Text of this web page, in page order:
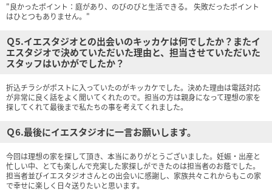
"良かったポイント：庭があり、のびのびと生活できる。 失敗だったポイント
はひとつもありません。"
Ｑ5.イエスタジオとの出会いのキッカケは何でしたか？またイ
エスタジオで決めていただいた理由と、担当させていただいた
スタッフはいかがでしたか？
折込チラシがポストに入っていたのがキッカケでした。決めた理由は電話対応
が非常に良く話をよく聞いてくれたので。担当の方は親身になって理想の家を
探してくれて最後まで私たちの事を考えてくれました。
Ｑ6.最後にイエスタジオに一言お願いします。
今回は理想の家を探して頂き、本当にありがとうございました。妊娠・出産と
忙しい中、とても楽しんで充実した家探しができたのは担当者のお蔭でした。
担当者並びイエスタジオさんとの出会いに感謝し、家族共々これからもこの家
で幸せに楽しく日々送りたいと思います。